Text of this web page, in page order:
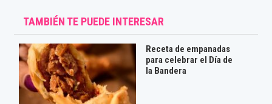
TAMBIÉN TE PUEDE INTERESAR
Receta de empanadas
para celebrar el Día de
la Bandera